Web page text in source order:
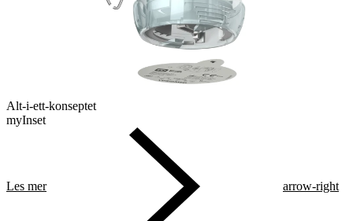
Alt-i-ett-konseptet
myInset
Les mer arrow-right